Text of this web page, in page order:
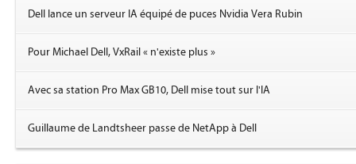
Dell lance un serveur IA équipé de puces Nvidia Vera Rubin
Pour Michael Dell, VxRail « n'existe plus »
Avec sa station Pro Max GB10, Dell mise tout sur l'IA
Guillaume de Landtsheer passe de NetApp à Dell